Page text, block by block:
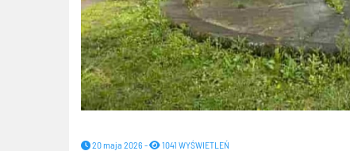
20 maja 2026 - 1041 WYŚWIETLEŃ